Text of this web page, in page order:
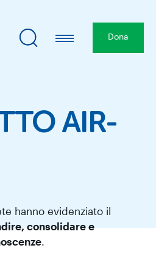
Dona
AIR-
hanno evidenziato il
consolidare e
.